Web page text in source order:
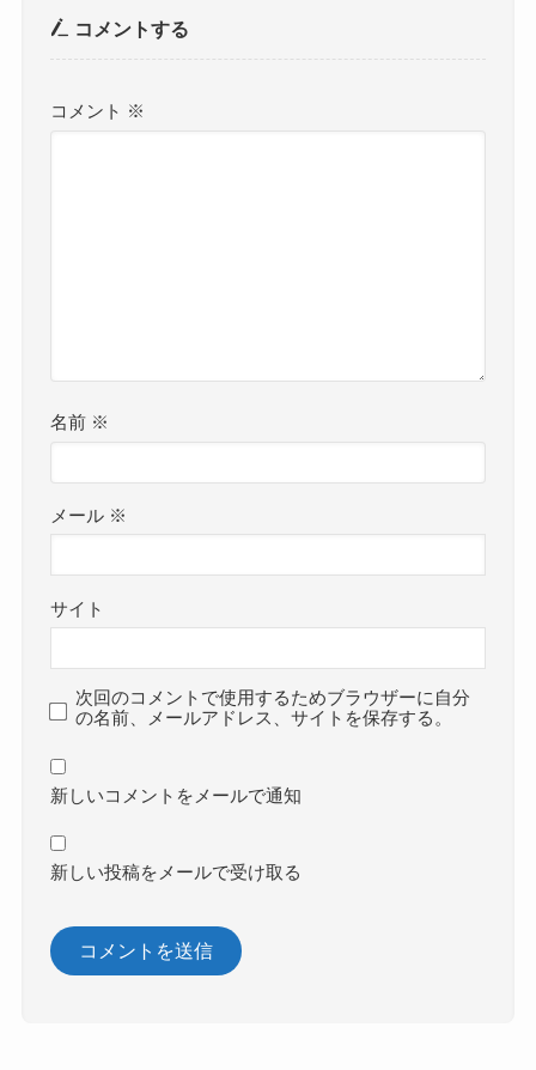
コメントする
コメント ※
名前 ※
メール ※
サイト
次回のコメントで使用するためブラウザーに自分
の名前、メールアドレス、サイトを保存する。
新しいコメントをメールで通知
新しい投稿をメールで受け取る